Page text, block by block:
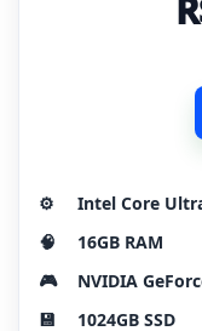
⚙️
Intel Core
🧠
16GB RAM
🎮
NVIDIA
💾
1024GB SSD